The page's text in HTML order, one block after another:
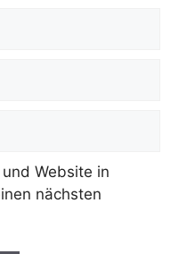
Website in
nächsten